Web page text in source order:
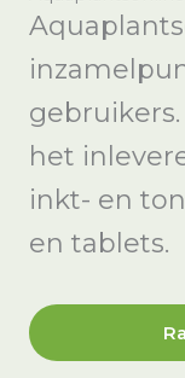
het
inkt- en
en tablets.